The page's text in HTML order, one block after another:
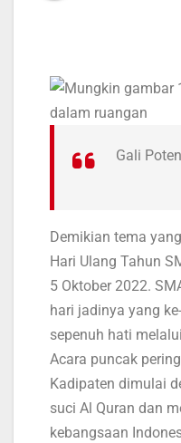
Gali
Demikian tema
Hari Ulang Tahun
5 Oktober 2022.
hari jadinya yang
sepenuh hati
Acara puncak
Kadipaten dimulai
suci Al Quran dan
kebangsaan